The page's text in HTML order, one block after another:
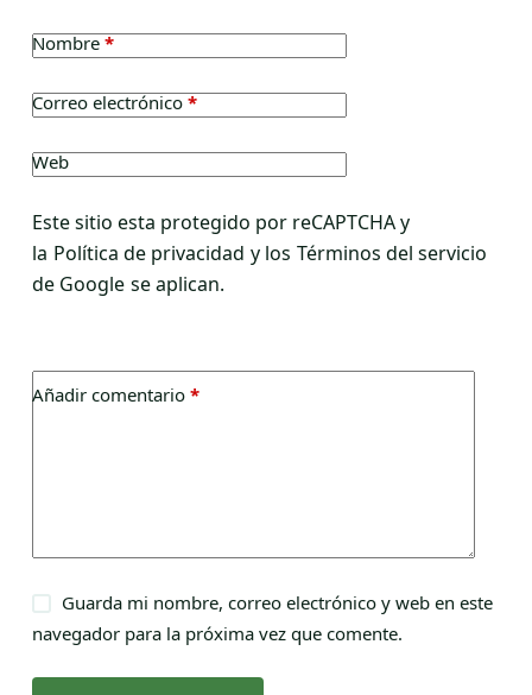
Nombre*
Correo electrónico*
Web
Este sitio esta protegido por reCAPTCHA y
la Política de privacidad y los Términos del servicio
de Google se aplican.
Añadir comentario*
Guarda mi nombre, correo electrónico y web en este
navegador para la próxima vez que comente.